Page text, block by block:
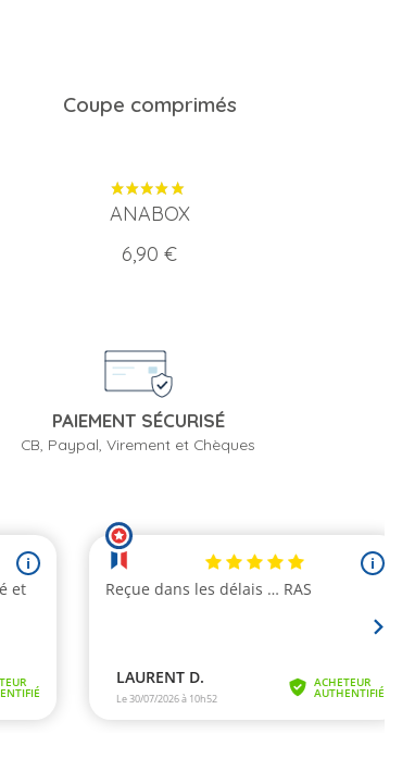
Coupe comprimés
ANABOX
Prix
6,90 €
PAIEMENT SÉCURISÉ
CB, Paypal, Virement et Chèques